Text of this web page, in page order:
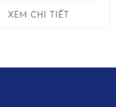
XEM CHI TIẾT